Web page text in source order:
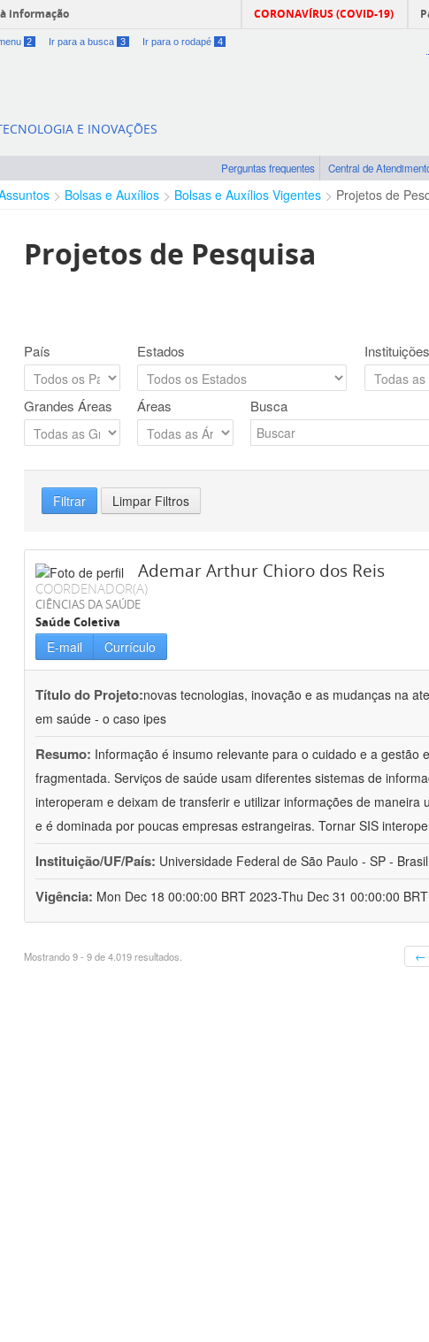
informação CORONAVÍRUS (COVID-19)
2 Ir para a busca 3 Ir para o rodapé 4
E INOVAÇÕES
Perguntas frequentes Central de
Bolsas e Auxílios Bolsas e Auxílios Vigentes Projetos de
Projetos de Pesquisa
País Estados Instituições
Grandes Áreas Áreas Busca
Filtrar Limpar Filtros
Ademar Arthur Chioro dos Reis
COORDENADOR(A)
CIÊNCIAS DA SAÚDE
Saúde Coletiva
E-mail Currículo
Título do Projeto:novas tecnologias, inovação e as mudanças na
em saúde - o caso ipes
Resumo: Informação é insumo relevante para o cuidado e a gestão
fragmentada. Serviços de saúde usam diferentes sistemas de
interoperam e deixam de transferir e utilizar informações de maneira
e é dominada por poucas empresas estrangeiras. Tornar SIS
Instituição/UF/País: Universidade Federal de São Paulo - SP - Brasil
Vigência: Mon Dec 18 00:00:00 BRT 2023-Thu Dec 31 00:00:00
Mostrando 9 - 9 de 4.019 resultados. ←